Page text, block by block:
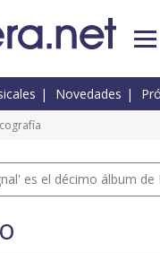
Novedades
es el décimo álbum de